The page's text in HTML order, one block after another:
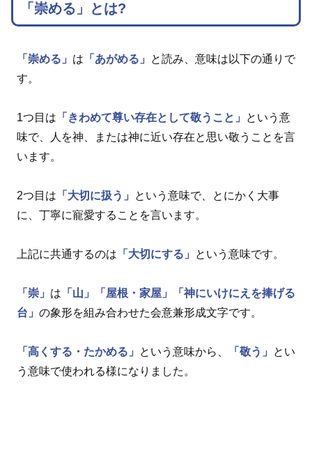
「崇める」とは?
「崇める」 は 「あがめる」
と読み、意味は以下の通りで
す。
1つ目は 「きわめて尊い存在として敬うこと」
という意
味で、人を神、または神に近い存在と思い敬うことを言
います。
2つ目は 「大切に扱う」
という意味で、とにかく大事
に、丁寧に寵愛することを言います。
上記に共通するのは 「大切にする」 という意味です。
「崇」 は 「山」 「屋根・家屋」
「神にいけにえを捧げる
台」 の象形を組み合わせた会意兼形成文字です。
「高くする・たかめる」 という意味から、 「敬う」
とい
う意味で使われる様になりました。